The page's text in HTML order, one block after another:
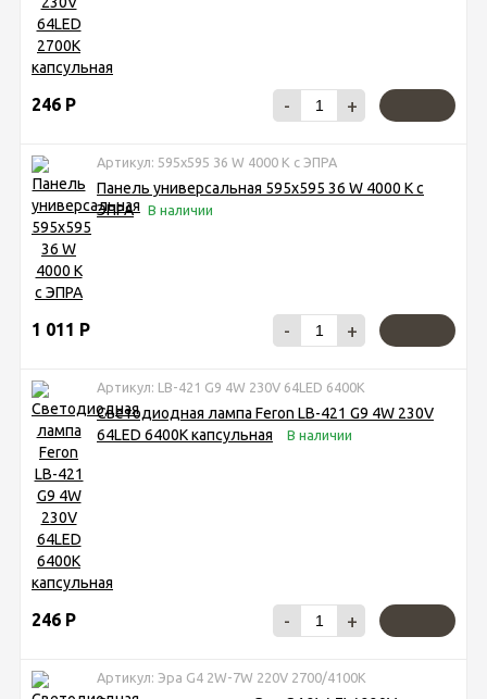
246 Р - +
Артикул: 595х595 36 W 4000 K с ЭПРА
Панель универсальная 595х595 36 W 4000 K с
ЭПРА
В наличии
1 011 Р - +
Артикул: LB-421 G9 4W 230V 64LED 6400К
Светодиодная лампа Feron LB-421 G9 4W 230V
64LED 6400К​ капсульная
В наличии
246 Р - +
Артикул: Эра G4 2W-7W 220V 2700/4100K